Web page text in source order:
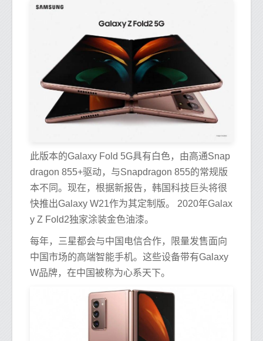
此版本的Galaxy Fold 5G具有白色，由高通Snap
dragon 855+驱动，与Snapdragon 855的常规版
本不同。现在，根据新报告，韩国科技巨头将很
快推出Galaxy W21作为其定制版。 2020年Galax
y Z Fold2独家涂装金色油漆。
每年，三星都会与中国电信合作，限量发售面向
中国市场的高端智能手机。这些设备带有Galaxy
W品牌，在中国被称为心系天下。